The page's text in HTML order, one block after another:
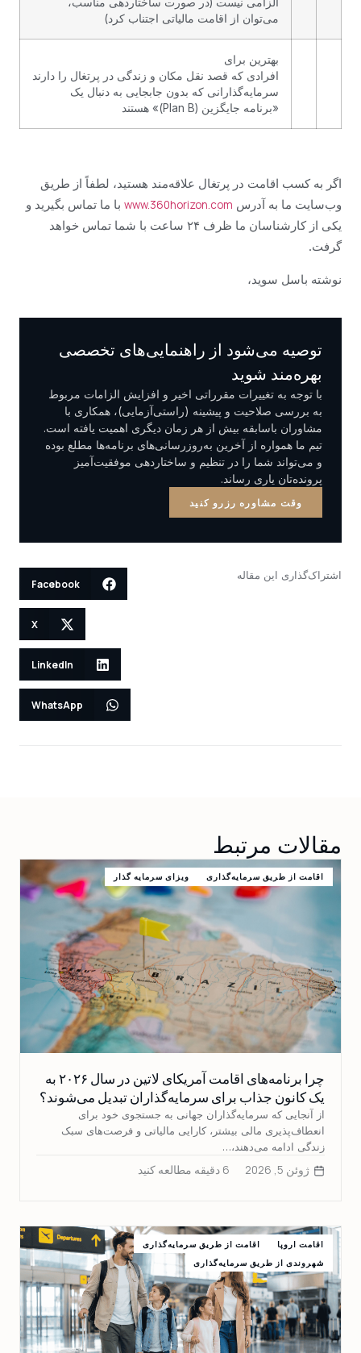
می‌توان از اقامت مالیاتی اجتناب کرد)
بهترین برای
افرادی که قصد نقل مکان و زندگی در پرتغال را دارند
سرمایه‌گذارانی که بدون جابجایی به دنبال یک
«برنامه جایگزین (Plan B)» هستند
اگر به کسب اقامت در پرتغال علاقه‌مند هستید، لطفاً از طریق
وب‌سایت ما به آدرس www.360horizon.com با ما تماس بگیرید و
یکی از کارشناسان ما ظرف ۲۴ ساعت با شما تماس خواهد
گرفت.
نوشته باسل سوید،
توصیه می‌شود از راهنمایی‌های تخصصی
بهره‌مند شوید
با توجه به تغییرات مقرراتی اخیر و افزایش الزامات مربوط
به بررسی صلاحیت و پیشینه (راستی‌آزمایی)، همکاری با
مشاوران باسابقه بیش از هر زمان دیگری اهمیت یافته است.
تیم ما همواره از آخرین به‌روزرسانی‌های برنامه‌ها مطلع بوده
و می‌تواند شما را در تنظیم و ساختاردهی موفقیت‌آمیز
پرونده‌تان یاری رساند.
وقت مشاوره رزرو کنید
اشتراک‌گذاری این مقاله
Facebook
X
LinkedIn
WhatsApp
مقالات مرتبط
اقامت از طریق سرمایه‌گذاری ویزای سرمایه گذار
چرا برنامه‌های اقامت آمریکای لاتین در سال ۲۰۲۶ به
یک کانون جذاب برای سرمایه‌گذاران تبدیل می‌شوند؟
از آنجایی که سرمایه‌گذاران جهانی به جستجوی خود برای
انعطاف‌پذیری مالی بیشتر، کارایی مالیاتی و فرصت‌های سبک
زندگی ادامه می‌دهند،…
ژوئن 5, 2026 6 دقیقه مطالعه کنید
اقامت اروپا
اقامت از طریق سرمایه‌گذاری
شهروندی از طریق سرمایه‌گذاری